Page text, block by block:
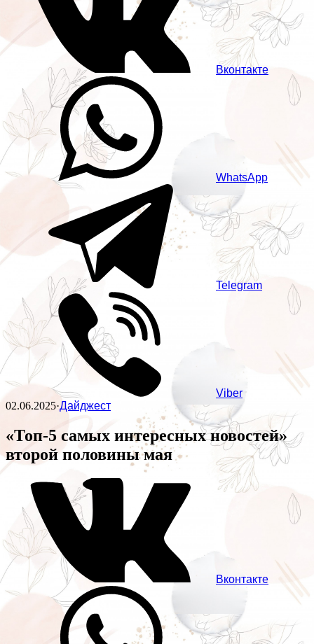
Вконтакте
WhatsApp
Telegram
Viber
02.06.2025·Дайджест
«Топ-5 самых интересных новостей»
второй половины мая
Вконтакте